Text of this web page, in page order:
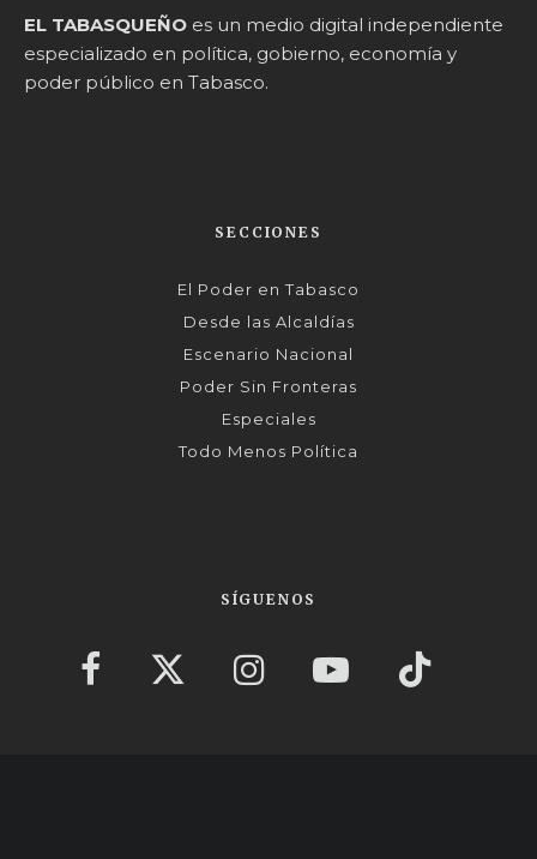
EL TABASQUEÑO es un medio digital independiente
especializado en política, gobierno, economía y
poder público en Tabasco.
SECCIONES
El Poder en Tabasco
Desde las Alcaldías
Escenario Nacional
Poder Sin Fronteras
Especiales
Todo Menos Política
SÍGUENOS